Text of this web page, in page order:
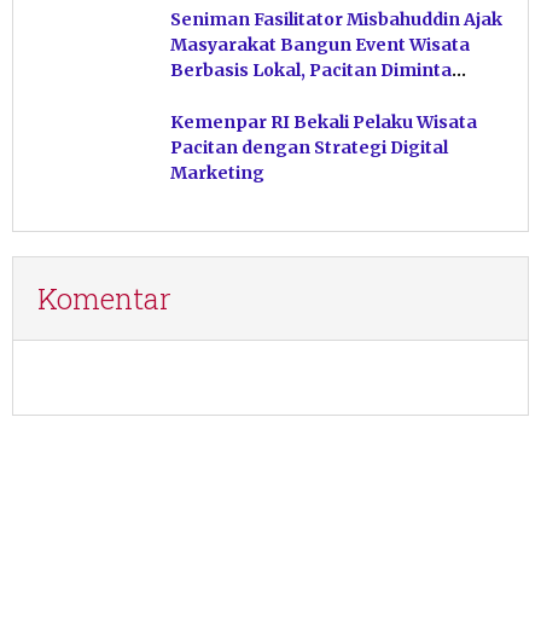
Seniman Fasilitator Misbahuddin Ajak
Masyarakat Bangun Event Wisata
Berbasis Lokal, Pacitan Diminta
Kemenpar RI Bekali Pelaku Wisata
Pacitan dengan Strategi Digital
Marketing
Komentar